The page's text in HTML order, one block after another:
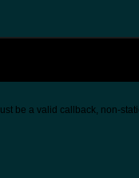
be a valid callback, non-